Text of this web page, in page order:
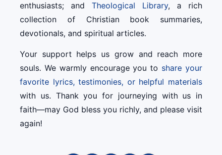
enthusiasts; and Theological Library, a rich
collection of Christian book summaries,
devotionals, and spiritual articles.
Your support helps us grow and reach more
souls. We warmly encourage you to share your
favorite lyrics, testimonies, or helpful materials
with us. Thank you for journeying with us in
faith—may God bless you richly, and please visit
again!